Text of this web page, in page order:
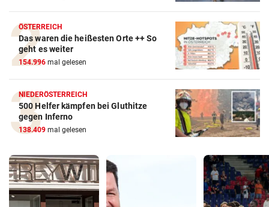
ÖSTERREICH
Das waren die heißesten Orte ++ So
geht es weiter
154.996 mal gelesen
NIEDERÖSTERREICH
500 Helfer kämpfen bei Gluthitze
gegen Inferno
138.409 mal gelesen